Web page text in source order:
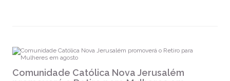
Comunidade Católica Nova Jerusalém